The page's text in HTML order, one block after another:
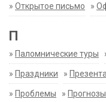
» Открытое письмо »
П
» Паломнические туры
» Праздники »
» Проблемы » Прогнозы